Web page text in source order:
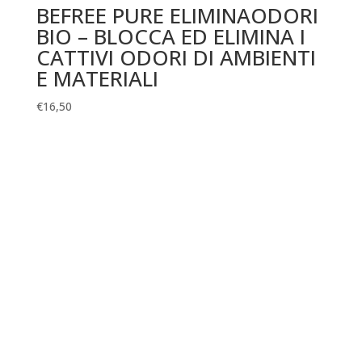
BEFREE PURE ELIMINAODORI
BIO – BLOCCA ED ELIMINA I
CATTIVI ODORI DI AMBIENTI
E MATERIALI
€16,50